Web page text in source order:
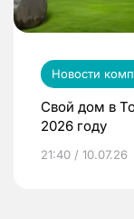
Новости
Свой дом в
2026 году
21:40 / 10.07.26